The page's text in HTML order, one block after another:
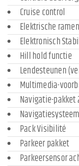
Cruise control
Elektrische
Elektronisch
Hill hold functie
Lendesteunen
Multimedia-
Navigatie-pakket
Pack Visibilité
Parkeer pakket
Parkeersensor